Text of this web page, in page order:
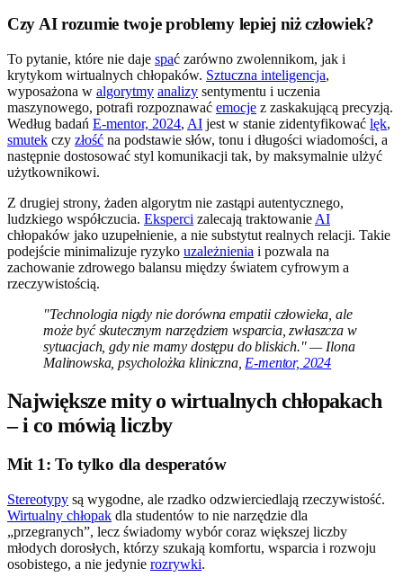
Czy AI rozumie twoje problemy lepiej niż człowiek?
To pytanie, które nie daje spać zarówno zwolennikom, jak i
krytykom wirtualnych chłopaków. Sztuczna inteligencja,
wyposażona w algorytmy analizy sentymentu i uczenia
maszynowego, potrafi rozpoznawać emocje z zaskakującą precyzją.
Według badań E-mentor, 2024, AI jest w stanie zidentyfikować lęk,
smutek czy złość na podstawie słów, tonu i długości wiadomości, a
następnie dostosować styl komunikacji tak, by maksymalnie ulżyć
użytkownikowi.
Z drugiej strony, żaden algorytm nie zastąpi autentycznego,
ludzkiego współczucia. Eksperci zalecają traktowanie AI
chłopaków jako uzupełnienie, a nie substytut realnych relacji. Takie
podejście minimalizuje ryzyko uzależnienia i pozwala na
zachowanie zdrowego balansu między światem cyfrowym a
rzeczywistością.
"Technologia nigdy nie dorówna empatii człowieka, ale
może być skutecznym narzędziem wsparcia, zwłaszcza w
sytuacjach, gdy nie mamy dostępu do bliskich." — Ilona
Malinowska, psycholożka kliniczna, E-mentor, 2024
Największe mity o wirtualnych chłopakach
– i co mówią liczby
Mit 1: To tylko dla desperatów
Stereotypy są wygodne, ale rzadko odzwierciedlają rzeczywistość.
Wirtualny chłopak dla studentów to nie narzędzie dla
„przegranych”, lecz świadomy wybór coraz większej liczby
młodych dorosłych, którzy szukają komfortu, wsparcia i rozwoju
osobistego, a nie jedynie rozrywki.